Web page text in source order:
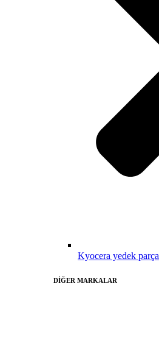
Kyocera yedek parça
DİĞER MARKALAR